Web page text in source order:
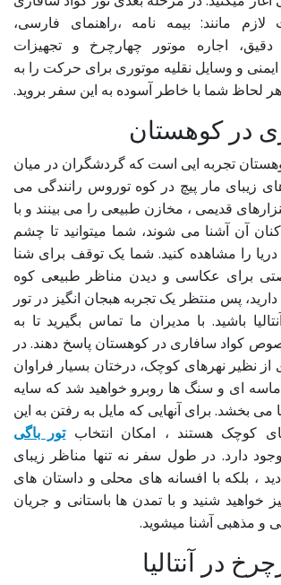
لازم مانند: بیمه نامه ،راهنمای فارسی،
اجاره موتور چهارچرخ و تجهیزات
و وسایل نقلیه موتوری برای حرکت را به
لحاظ شما با خاطر آسوده به این سفر بروید.
در کوهستان
تجربه ایی است که گردشگران در میان
زیبای مار پیچ در کوه توروس رانندگی می
قدیمی ، مخازن طبیعی را می بینند و با
آن آشنا می شوند، شما میتوانید تا چشم
را مشاهده کنید. شما یک توقف برای شنا
برای عکاسی و دیدن مناظر طبیعی کوه
دارید، پس منتظر یک تجربه هبجان انگیز در تور
باشید. با مدیران ما تماس بگیرید تا به
کواد سافاری در کوهستان پاسخ دهند. در
از نظیر نهرهای کوچک، درختان بسیار فراوان
ماسه ای و سنگ ها روبرو خواهید شد که سایه
بخشد. برای آنهایی که مایل به رفتن به این
کوچک هستند ، امکان انتخابتور باگی
وجود دارد. در طول سفر نه تنها مناظر زیبای
، بلکه با افسانه های محلی و داستان های
خواهید شنید و با تمدن ها باستانی و جریان
و مذهبی آشنا میشوید.
در آنتالیا